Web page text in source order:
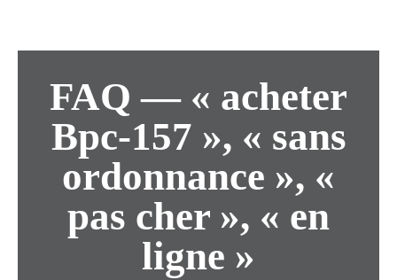
FAQ — « acheter
Bpc-157 », « sans
ordonnance », «
pas cher », « en
ligne »